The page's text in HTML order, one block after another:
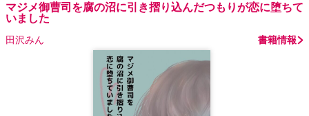
マジメ御曹司を腐の沼に引き摺り込んだつもりが恋に堕ちて
いました
田沢みん 書籍情報